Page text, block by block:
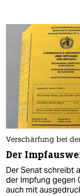
Verschärfung bei
Der
Der Senat schreibt
der Impfung gegen
auch mit